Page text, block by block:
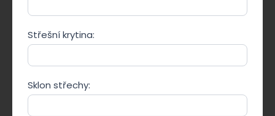
Střešní krytina:
Sklon střechy: